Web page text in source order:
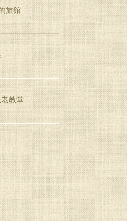
旅館
教堂